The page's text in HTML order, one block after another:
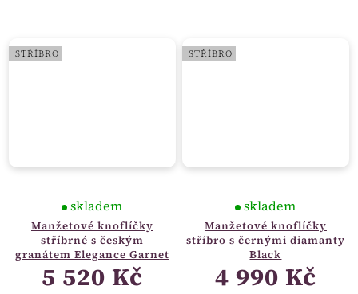
STŘÍBRO
Manžetové knoflíčky
stříbrné s českým
granátem Elegance Garnet
skladem
5 520 Kč
STŘÍBRO
Manžetové knoflíčky
stříbro s černými diamanty
Black
skladem
4 990 Kč